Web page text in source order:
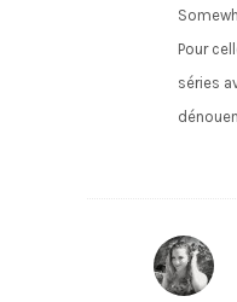
Pour
séries